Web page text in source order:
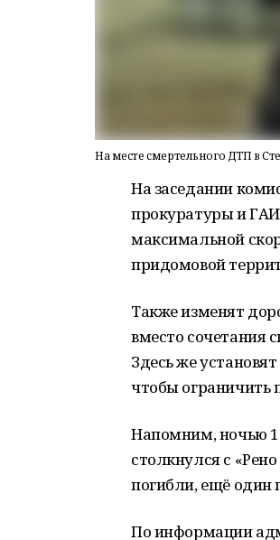
На месте смертельного ДТП в
На заседании
прокуратуры и
максимальной
придомовой
Также изменят
вместо сочетания
Здесь же
чтобы ограничить
Напомним, ночью
столкнулся с
погибли, ещё один
По информации